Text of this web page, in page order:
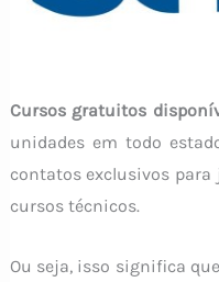
Cursos gratuitos
unidades em todo
contatos exclusivos para
cursos técnicos.
Ou seja, isso significa